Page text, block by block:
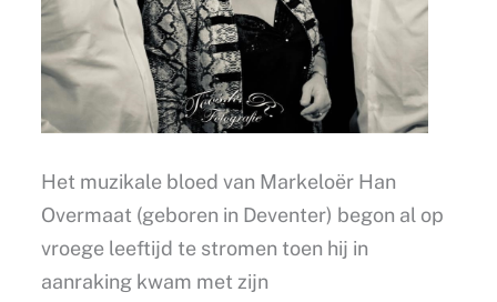
Het muzikale bloed van Markeloër Han
Overmaat (geboren in Deventer) begon al op
vroege leeftijd te stromen toen hij in
aanraking kwam met zijn